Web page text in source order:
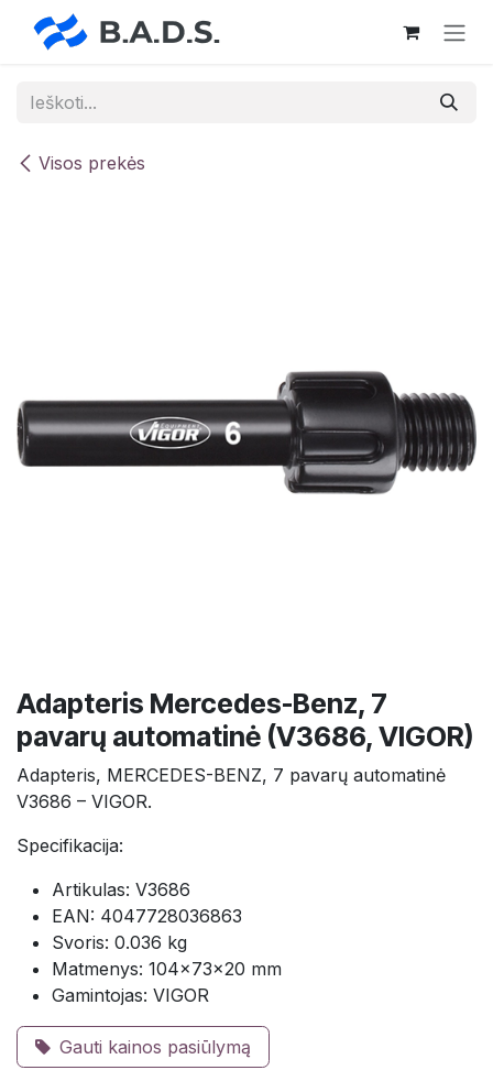
Skip to Content
Visos prekės
Adapteris Mercedes-Benz, 7
pavarų automatinė (V3686, VIGOR)
Adapteris, MERCEDES-BENZ, 7 pavarų automatinė
V3686 – VIGOR.
Specifikacija:
Artikulas: V3686
EAN: 4047728036863
Svoris: 0.036 kg
Matmenys: 104×73×20 mm
Gamintojas: VIGOR
Gauti kainos pasiūlymą